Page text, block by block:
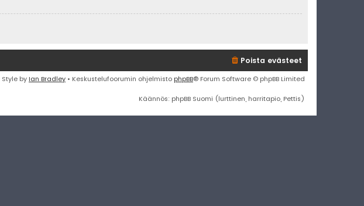
Poista evästeet
Style by Ian Bradley • Keskustelufoorumin ohjelmisto phpBB® Forum Software © phpBB Limited
Käännös: phpBB Suomi (lurttinen, harritapio, Pettis)